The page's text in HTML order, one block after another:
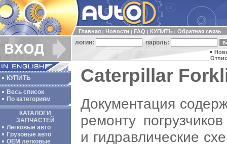
Главная Новости FAQ КУПИТЬ Обратная связь
логин: пароль:
КУПИТЬ
Весь список
По категориям
КАТАЛОГИ
ЗАПЧАСТЕЙ
Легковые авто
Грузовые авто
ОЕМ легковые
Caterpillar
Документация
ремонту
и гидравлические